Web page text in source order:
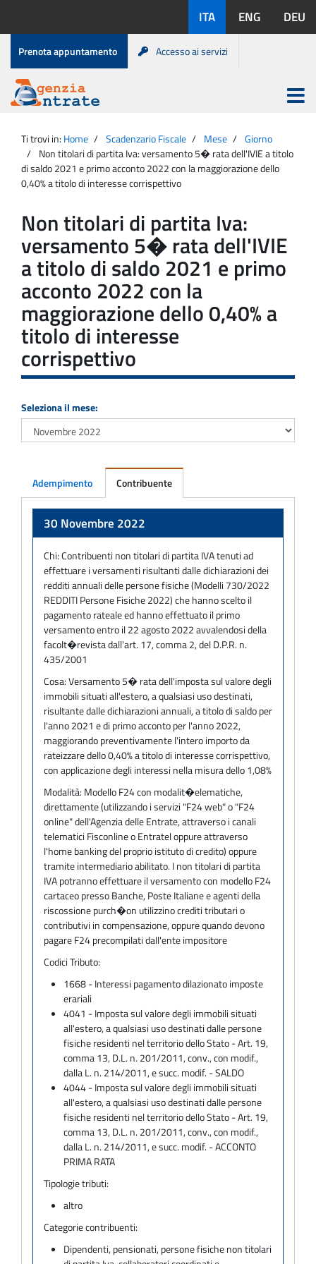
contenuto
disponibili:
ITA ENG DEU
Menu
di
servizio
Prenota appuntamento Accesso ai servizi
Agenzia
Entrate
Apri
menu
principale
Ti trovi in: Home Scadenzario Fiscale Mese
Giorno
Non titolari di partita Iva: versamento 5� rata dell'IVIE a titolo
di saldo 2021 e primo acconto 2022 con la maggiorazione dello
0,40% a titolo di interesse corrispettivo
Non titolari di partita Iva:
versamento 5� rata dell'IVIE
a titolo di saldo 2021 e primo
acconto 2022 con la
maggiorazione dello 0,40% a
titolo di interesse
corrispettivo
Seleziona il mese:
Adempimento Contribuente
30 Novembre 2022
Chi:Contribuenti non titolari di partita IVA tenuti ad
effettuare i versamenti risultanti dalle dichiarazioni dei
redditi annuali delle persone fisiche (Modelli 730/2022
REDDITI Persone Fisiche 2022) che hanno scelto il
pagamento rateale ed hanno effettuato il primo
versamento entro il 22 agosto 2022 avvalendosi della
facolt�revista dall'art. 17, comma 2, del D.P.R. n.
435/2001
Cosa:Versamento 5� rata dell'imposta sul valore degli
immobili situati all'estero, a qualsiasi uso destinati,
risultante dalle dichiarazioni annuali, a titolo di saldo per
l'anno 2021 e di primo acconto per l'anno 2022,
maggiorando preventivamente l'intero importo da
rateizzare dello 0,40% a titolo di interesse corrispettivo,
con applicazione degli interessi nella misura dello 1,08%
Modalità: Modello F24 con modalit�elematiche,
direttamente (utilizzando i servizi "F24 web" o "F24
online" dell'Agenzia delle Entrate, attraverso i canali
telematici Fisconline o Entratel oppure attraverso
l'home banking del proprio istituto di credito) oppure
tramite intermediario abilitato. I non titolari di partita
IVA potranno effettuare il versamento con modello F24
cartaceo presso Banche, Poste Italiane e agenti della
riscossione purch�on utilizzino crediti tributari o
contributivi in compensazione, oppure quando devono
pagare F24 precompilati dall'ente impositore
Codici Tributo:
1668 - Interessi pagamento dilazionato imposte
erariali
4041 - Imposta sul valore degli immobili situati
all'estero, a qualsiasi uso destinati dalle persone
fisiche residenti nel territorio dello Stato - Art. 19,
comma 13, D.L. n. 201/2011, conv., con modif.,
dalla L. n. 214/2011, e succ. modif. - SALDO
4044 - Imposta sul valore degli immobili situati
all'estero, a qualsiasi uso destinati dalle persone
fisiche residenti nel territorio dello Stato - Art. 19,
comma 13, D.L. n. 201/2011, conv., con modif.,
dalla L. n. 214/2011, e succ. modif. - ACCONTO
PRIMA RATA
Tipologie tributi:
altro
Categorie contribuenti:
Dipendenti, pensionati, persone fisiche non titolari